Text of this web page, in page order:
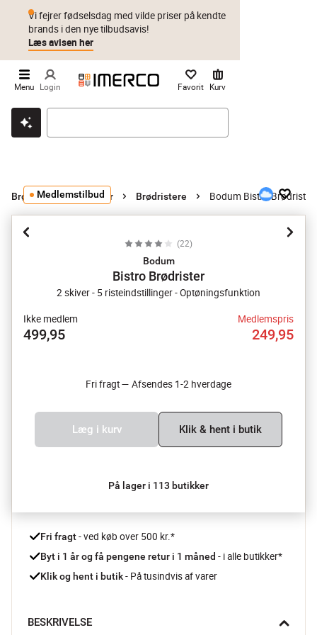
Klik & hent Byt i 1 år Prismatch
Vi fejrer fødselsdag med vilde priser på kendte
brands i den nye tilbudsavis!
Læs avisen her
Menu Login Favorit Kurv
Brødristere og tilbehør Brødristere Bodum Bistro Brødrister
Medlemstilbud
(22)
Bodum
Bistro Brødrister
2 skiver - 5 risteindstillinger - Optøningsfunktion
Ikke medlem
499,95
Medlemspris
249,95
Fri fragt — Afsendes 1-2 hverdage
Læg i kurv Klik & hent i butik
På lager i 113 butikker
Fri fragt - ved køb over 500 kr.*
Byt i 1 år og få pengene retur i 1 måned - i alle butikker*
Klik og hent i butik - På tusindvis af varer
BESKRIVELSE